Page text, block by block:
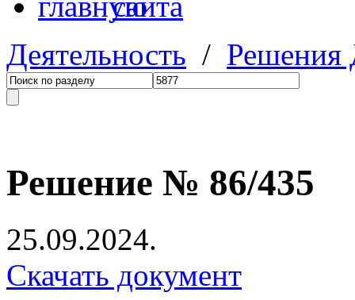
Деятельность /
Решение № 86/435
25.09.2024.
Скачать документ